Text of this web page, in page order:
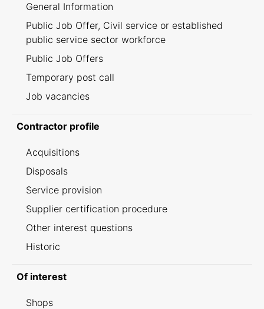
General Information
Public Job Offer, Civil service or established
public service sector workforce
Public Job Offers
Temporary post call
Job vacancies
Contractor profile
Acquisitions
Disposals
Service provision
Supplier certification procedure
Other interest questions
Historic
Of interest
Shops